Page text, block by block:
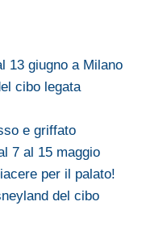
13 giugno a Milano
cibo legata
e griffato
7 al 15 maggio
per il palato!
del cibo